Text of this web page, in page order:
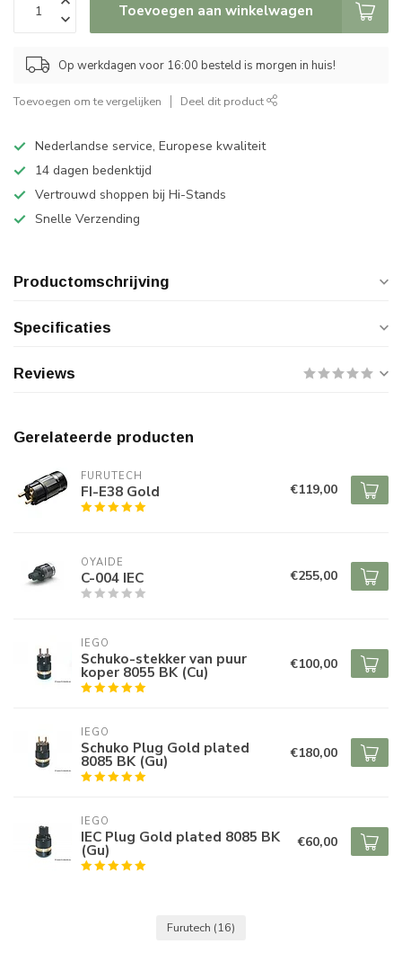
Toevoegen aan winkelwagen
Op werkdagen voor 16:00 besteld is morgen in huis!
Toevoegen om te vergelijken Deel dit product
Nederlandse service, Europese kwaliteit
14 dagen bedenktijd
Vertrouwd shoppen bij Hi-Stands
Snelle Verzending
Productomschrijving
Specificaties
Reviews
Gerelateerde producten
FURUTECH
FI-E38 Gold €119,00
OYAIDE
C-004 IEC €255,00
IEGO
Schuko-stekker van puur
koper 8055 BK (Cu) €100,00
IEGO
Schuko Plug Gold plated
8085 BK (Gu) €180,00
IEGO
IEC Plug Gold plated 8085 BK
(Gu) €60,00
Furutech (16)